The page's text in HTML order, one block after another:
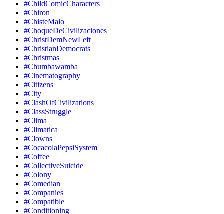
#ChildComicCharacters
#Chiron
#ChisteMalo
#ChoqueDeCivilizaciones
#ChristDemNewLeft
#ChristianDemocrats
#Christmas
#Chumbawamba
#Cinematography
#Citizens
#City
#ClashOfCivilizations
#ClassStruggle
#Clima
#Climatica
#Clowns
#CocacolaPepsiSystem
#Coffee
#CollectiveSuicide
#Colony
#Comedian
#Companies
#Compatible
#Conditioning